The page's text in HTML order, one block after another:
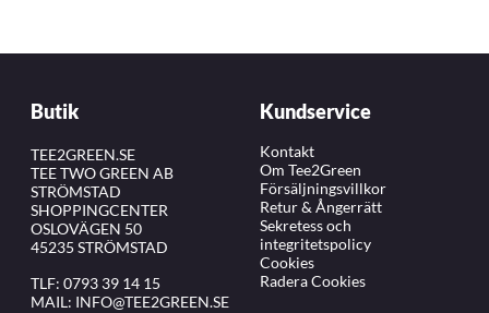
Butik
TEE2GREEN.SE
TEE TWO GREEN AB
STRÖMSTAD
SHOPPINGCENTER
OSLOVÄGEN 50
45235 STRÖMSTAD
TLF: 0793 39 14 15
MAIL: INFO@TEE2GREEN.SE
Kundservice
Kontakt
Om Tee2Green
Försäljningsvillkor
Retur & Ångerrätt
Sekretess och
integritetspolicy
Cookies
Radera Cookies